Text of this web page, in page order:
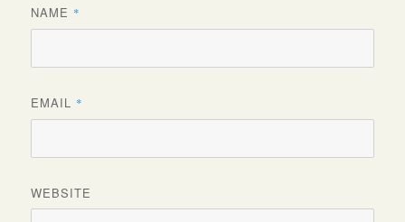
NAME *
EMAIL *
WEBSITE